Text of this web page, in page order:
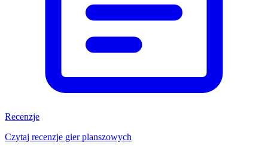
Recenzje
Czytaj recenzje gier planszowych